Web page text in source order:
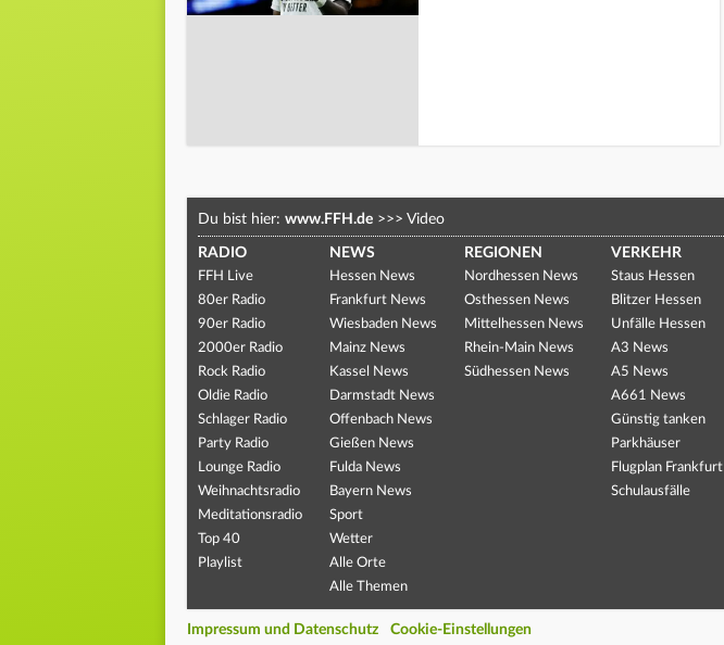
Du bist hier: www.FFH.de >>> Video
RADIO
FFH Live
80er Radio
90er Radio
2000er Radio
Rock Radio
Oldie Radio
Schlager Radio
Party Radio
Lounge Radio
Weihnachtsradio
Meditationsradio
Top 40
Playlist
NEWS
Hessen News
Frankfurt News
Wiesbaden News
Mainz News
Kassel News
Darmstadt News
Offenbach News
Gießen News
Fulda News
Bayern News
Sport
Wetter
Alle Orte
Alle Themen
REGIONEN
Nordhessen News
Osthessen News
Mittelhessen News
Rhein-Main News
Südhessen News
VERKEHR
Staus Hessen
Blitzer Hessen
Unfälle Hessen
A3 News
A5 News
A661 News
Günstig tanken
Parkhäuser
Flugplan Frankfurt
Schulausfälle
Impressum und Datenschutz Cookie-Einstellungen